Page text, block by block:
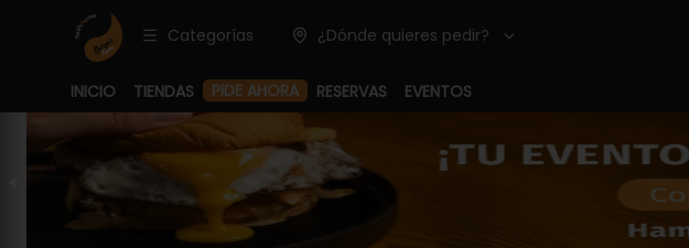
Categorías ¿Dónde quieres pedir?
INICIO TIENDAS PIDE AHORA RESERVAS EVENTOS